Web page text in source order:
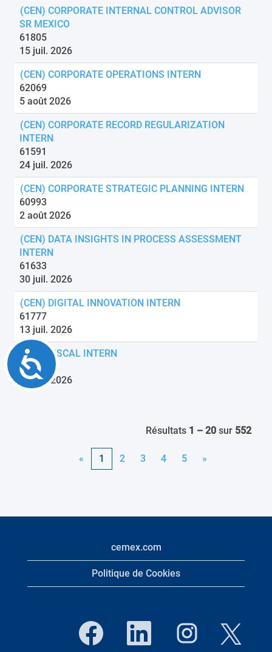
Accessibility
(CEN) CORPORATE INTERNAL CONTROL ADVISOR
SR MEXICO
61805
15 juil. 2026
(CEN) CORPORATE OPERATIONS INTERN
62069
5 août 2026
(CEN) CORPORATE RECORD REGULARIZATION
INTERN
61591
24 juil. 2026
(CEN) CORPORATE STRATEGIC PLANNING INTERN
60993
2 août 2026
(CEN) DATA INSIGHTS IN PROCESS ASSESSMENT
INTERN
61633
30 juil. 2026
(CEN) DIGITAL INNOVATION INTERN
61777
13 juil. 2026
(CEN) FISCAL INTERN
61587
24 juil. 2026
Résultats 1 – 20 sur 552
« 1 2 3 4 5 »
cemex.com
Politique de Cookies
S
o
S
o
o
S
o